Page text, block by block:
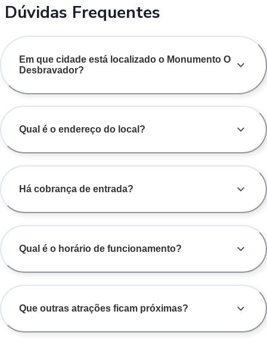
Dúvidas Frequentes
Em que cidade está localizado o Monumento O
Desbravador?
Qual é o endereço do local?
Há cobrança de entrada?
Qual é o horário de funcionamento?
Que outras atrações ficam próximas?